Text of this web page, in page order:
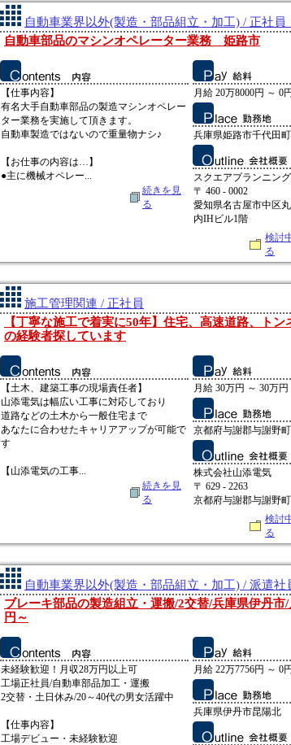
自動車業界以外(製造・部品組立・加工) / 正社員
自動車部品のマシンオペレーター業務 姫路市
【仕事内容】
有名大手自動車部品の製造マシンオペレー
ター業務を実施して頂きます。
自動車製造ではないので重量物ナシ♪
【お仕事の内容は…】
●主に機械オペレー...
続きを見
る
月給 20万8000円 ～ 0円
兵庫県姫路市千代田
スクエアプランニン
〒 460 - 0002
愛知県名古屋市中区
内IHビル1階
検討
る
施工管理関連 / 正社員
【丁寧な施工で着実に50年】住宅、高速道路、トン
の経験者探しています
【土木、建築工事の現場責任者】
山添電気は幅広い工事に対応しており
道路などの土木から一般住宅まで
あなたに合わせたキャリアアップが可能で
す
【山添電気の工事...
続きを見
る
月給 30万円 ～ 30万円
京都府与謝郡与謝野
株式会社山添電気
〒 629 - 2263
京都府与謝郡与謝野
検討
る
自動車業界以外(製造・部品組立・加工) / 派遣社
ブレーキ部品の製造組立・運搬/2交替/兵庫県伊丹市/
円～
未経験歓迎！月収28万円以上可
工場正社員/自動車部品加工・運搬
2交替・土日休み/20～40代の男女活躍中
【仕事内容】
工場デビュー・未経験歓迎
月給 22万7756円 ～ 0円
兵庫県伊丹市昆陽北